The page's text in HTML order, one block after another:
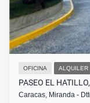
OFICINA ALQUILER
PASEO EL
Caracas, Miranda -